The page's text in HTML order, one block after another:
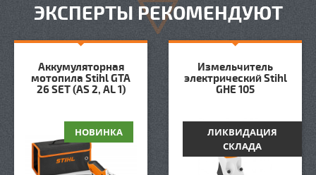
ЭКСПЕРТЫ РЕКОМЕНДУЮТ
Аккумуляторная
мотопила Stihl GTA
26 SET (AS 2, AL 1)
НОВИНКА
Измельчитель
электрический Stihl
GHE 105
ЛИКВИДАЦИЯ
СКЛАДА